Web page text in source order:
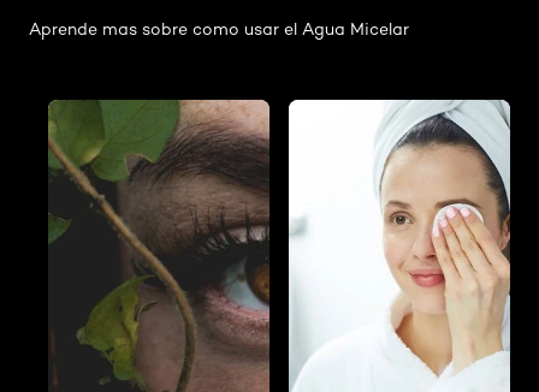
Aprende mas sobre como usar el Agua Micelar